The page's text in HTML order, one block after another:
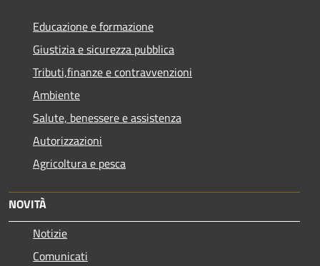
Educazione e formazione
Giustizia e sicurezza pubblica
Tributi,finanze e contravvenzioni
Ambiente
Salute, benessere e assistenza
Autorizzazioni
Agricoltura e pesca
NOVITÀ
Notizie
Comunicati